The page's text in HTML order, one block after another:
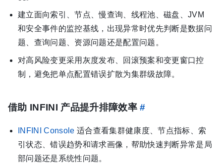
建立面向索引、节点、慢查询、线程池、磁盘、JVM
和安全事件的监控基线，出现异常时优先判断是数据问
题、查询问题、资源问题还是配置问题。
对高风险变更采用灰度发布、回滚预案和变更窗口控
制，避免把单点配置错误扩散为集群级故障。
借助 INFINI 产品提升排障效率#
INFINI Console 适合查看集群健康度、节点指标、索
引状态、错误趋势和请求画像，帮助快速判断异常是局
部问题还是系统性问题。